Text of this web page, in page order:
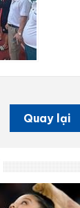
Quay lại